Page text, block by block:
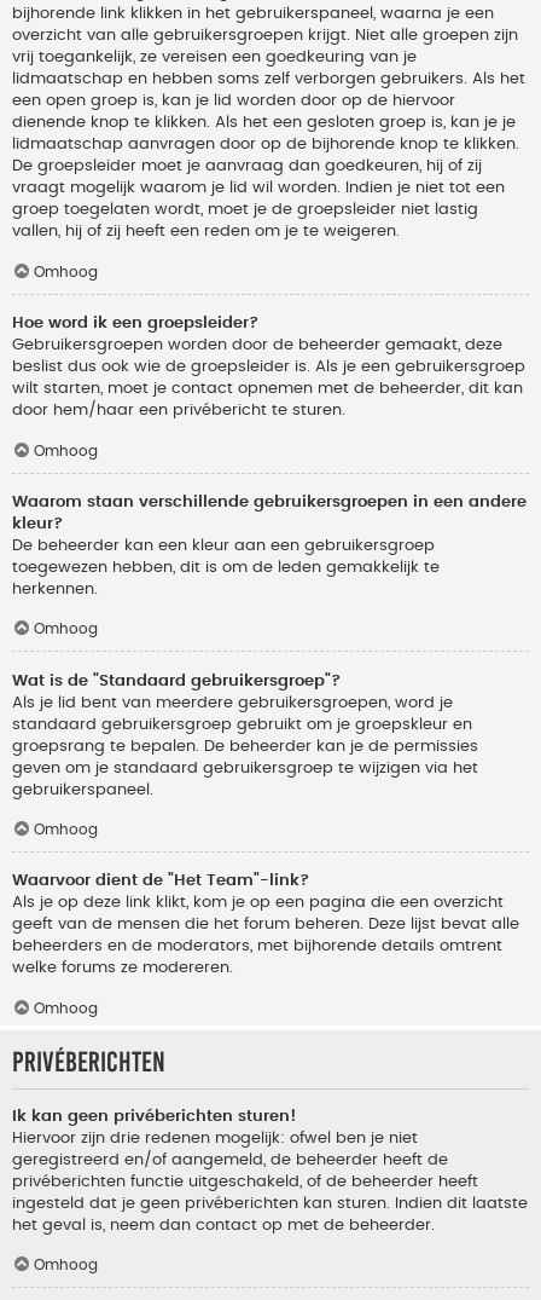
bijhorende link klikken in het gebruikerspaneel, waarna je een
overzicht van alle gebruikersgroepen krijgt. Niet alle groepen zijn
vrij toegankelijk, ze vereisen een goedkeuring van je
lidmaatschap en hebben soms zelf verborgen gebruikers. Als het
een open groep is, kan je lid worden door op de hiervoor
dienende knop te klikken. Als het een gesloten groep is, kan je je
lidmaatschap aanvragen door op de bijhorende knop te klikken.
De groepsleider moet je aanvraag dan goedkeuren, hij of zij
vraagt mogelijk waarom je lid wil worden. Indien je niet tot een
groep toegelaten wordt, moet je de groepsleider niet lastig
vallen, hij of zij heeft een reden om je te weigeren.
Omhoog
Hoe word ik een groepsleider?
Gebruikersgroepen worden door de beheerder gemaakt, deze
beslist dus ook wie de groepsleider is. Als je een gebruikersgroep
wilt starten, moet je contact opnemen met de beheerder, dit kan
door hem/haar een privébericht te sturen.
Omhoog
Waarom staan verschillende gebruikersgroepen in een andere
kleur?
De beheerder kan een kleur aan een gebruikersgroep
toegewezen hebben, dit is om de leden gemakkelijk te
herkennen.
Omhoog
Wat is de "Standaard gebruikersgroep"?
Als je lid bent van meerdere gebruikersgroepen, word je
standaard gebruikersgroep gebruikt om je groepskleur en
groepsrang te bepalen. De beheerder kan je de permissies
geven om je standaard gebruikersgroep te wijzigen via het
gebruikerspaneel.
Omhoog
Waarvoor dient de "Het Team"-link?
Als je op deze link klikt, kom je op een pagina die een overzicht
geeft van de mensen die het forum beheren. Deze lijst bevat alle
beheerders en de moderators, met bijhorende details omtrent
welke forums ze modereren.
Omhoog
Privéberichten
Ik kan geen privéberichten sturen!
Hiervoor zijn drie redenen mogelijk: ofwel ben je niet
geregistreerd en/of aangemeld, de beheerder heeft de
privéberichten functie uitgeschakeld, of de beheerder heeft
ingesteld dat je geen privéberichten kan sturen. Indien dit laatste
het geval is, neem dan contact op met de beheerder.
Omhoog